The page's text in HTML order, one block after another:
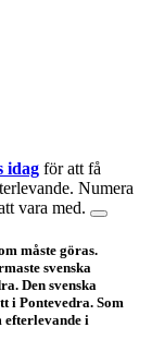
idag för att få
Numera
vara med.
måste göras.
svenska
Den svenska
i Pontevedra. Som
efterlevande i